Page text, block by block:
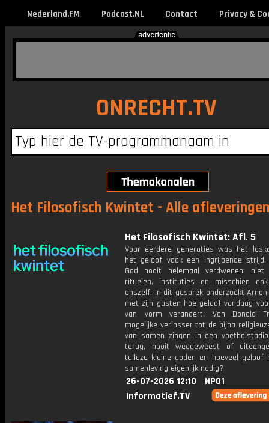
Nederland.FM Podcast.NL Contact Privacy &
ONRECHT.TV
Het Filosofisch Kwintet - Alle afleveringen
Het Filosofisch Kwintet: Afl. 5
Voor eerdere generaties was het
het geloof vaak een ingrijpende strijd.
God nooit helemaal verdwenen:
rituelen, instituties en misschien
onszelf. In dit gesprek onderzoekt Arnon
met zijn gasten hoe geloof vandaag
van vorm verandert. Van Donald
mogelijke verlosser tot de bijna
van samen zingen in een
terug, nooit weggeweest of
talloze kleine goden en hoeveel geloof
samenleving eigenlijk nodig?
26-07-2026 12:10
NPO1
Informatief.TV